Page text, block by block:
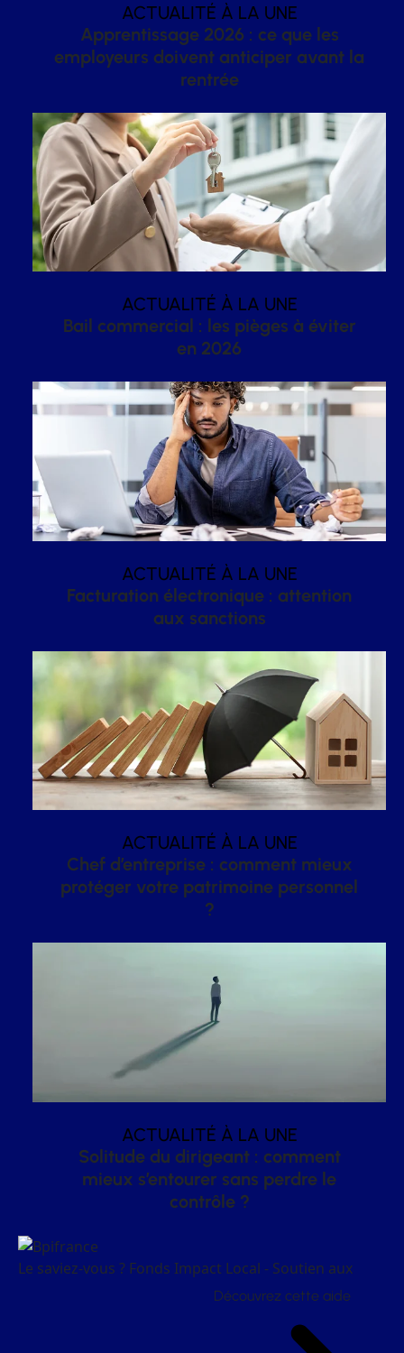
ACTUALITÉ À LA UNE
Apprentissage 2026 : ce que les
employeurs doivent anticiper avant la
rentrée
ACTUALITÉ À LA UNE
Bail commercial : les pièges à éviter
en 2026
ACTUALITÉ À LA UNE
Facturation électronique : attention
aux sanctions
ACTUALITÉ À LA UNE
Chef d’entreprise : comment mieux
protéger votre patrimoine personnel
?
ACTUALITÉ À LA UNE
Solitude du dirigeant : comment
mieux s’entourer sans perdre le
contrôle ?
Le saviez-vous ? Fonds Impact Local - Soutien aux
Découvrez cette aide